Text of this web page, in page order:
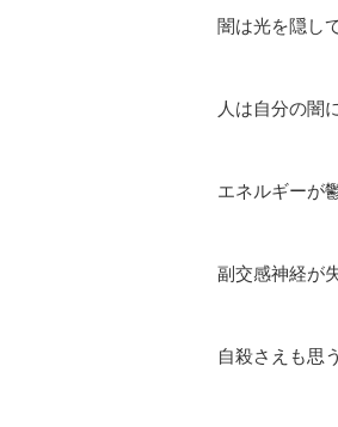
闇は光を隠し
人は自分の闇
エネルギーが
副交感神経が
自殺さえも思